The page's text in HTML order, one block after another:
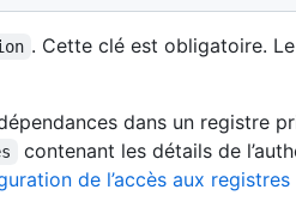
. Cette clé est obligatoire.
dans un registre
contenant les détails de
de l’accès aux